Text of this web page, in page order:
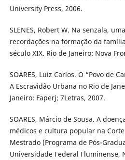
University Press, 2006.
SLENES, Robert W. Na senzala,
recordações na formação da
século XIX. Rio de Janeiro: Nova
SOARES, Luiz Carlos. O “Povo de
A Escravidão Urbana no Rio de
Janeiro: Faperj; 7Letras, 2007.
SOARES, Márcio de Sousa. A
médicos e cultura popular na
Mestrado (Programa de Pós-
Universidade Federal Fluminense,